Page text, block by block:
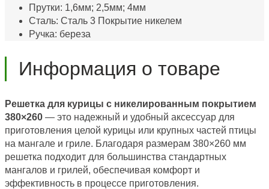
Прутки: 1,6мм; 2,5мм; 4мм
Сталь: Сталь 3 Покрытие никелем
Ручка: береза
Информация о товаре
Решетка для курицы с никелированным покрытием
380×260 — это надежный и удобный аксессуар для
приготовления целой курицы или крупных частей птицы
на мангале и гриле. Благодаря размерам 380×260 мм
решетка подходит для большинства стандартных
мангалов и грилей, обеспечивая комфорт и
эффективность в процессе приготовления.